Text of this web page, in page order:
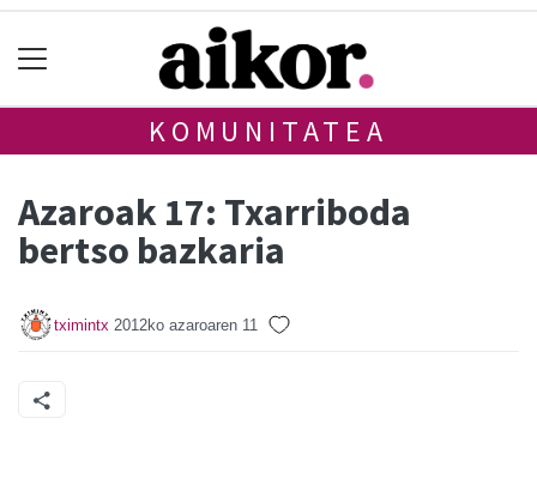
KOMUNITATEA
Azaroak 17: Txarriboda
bertso bazkaria
tximintx 2012ko azaroaren 11